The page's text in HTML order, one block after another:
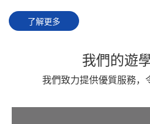
了解更多
我們的遊
我們致力提供優質服務，